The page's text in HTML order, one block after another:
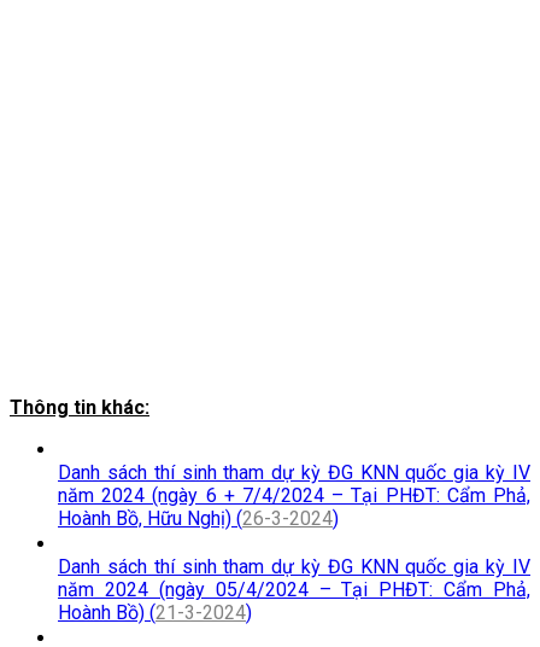
Thông tin khác:
Danh sách thí sinh tham dự kỳ ĐG KNN quốc gia kỳ IV
năm 2024 (ngày 6 + 7/4/2024 – Tại PHĐT: Cẩm Phả,
Hoành Bồ, Hữu Nghị) (26-3-2024)
Danh sách thí sinh tham dự kỳ ĐG KNN quốc gia kỳ IV
năm 2024 (ngày 05/4/2024 – Tại PHĐT: Cẩm Phả,
Hoành Bồ) (21-3-2024)